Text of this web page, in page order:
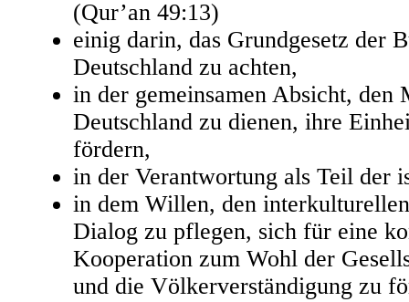
(Qur’an 49:13)
einig darin, das Grundgesetz der
Deutschland zu achten,
in der gemeinsamen Absicht, den
Deutschland zu dienen, ihre
fördern,
in der Verantwortung als Teil der
in dem Willen, den
Dialog zu pflegen, sich für eine
Kooperation zum Wohl der
und die Völkerverständigung zu